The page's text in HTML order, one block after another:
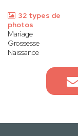
32 types de
photos
Mariage
Grossesse
Naissance